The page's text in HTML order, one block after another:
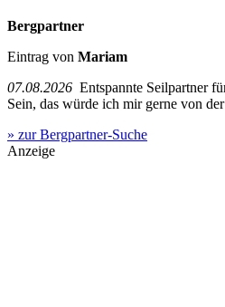
Bergpartner
Eintrag von Mariam
07.08.2026 Entspannte Seilpartner
Sein, das würde ich mir gerne von
» zur Bergpartner-Suche
Anzeige